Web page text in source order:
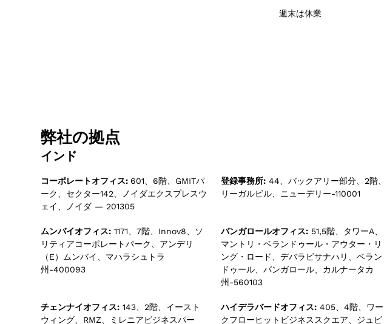
週末は休業
弊社の拠点
インド
コーポレートオフィス: 601、6階、GMITパ
ーク、セクター142、ノイダエクスプレスウ
ェイ、ノイダ — 201305
登録事務所:44、バックアリー部分、2階、
リーガルビル、ニューデリー-110001
ムンバイオフィス: 1171、7階、Innov8、ソ
リティアコーポレートパーク、アンデリ
（E）ムンバイ、マハラシュトラ
州-400093
バンガロールオフィス:51,5階、タワーA、
マントリ・ベランドゥール・アウター・リ
ング・ロード、デバラビサナハリ、ベラン
ドゥール、バンガロール、カルナータカ
州-560103
チェンナイオフィス: 143、2階、イースト
ウィング、RMZ、ミレニアビジネスパー
ハイデラバードオフィス:405、4階、ワー
クフローヒットビジネススクエア、ジュビ